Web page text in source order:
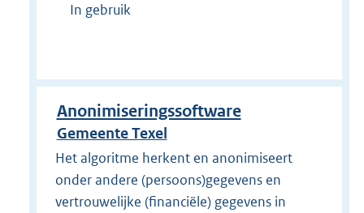
In gebruik
Anonimiseringssoftware
Gemeente Texel
Het algoritme herkent en anonimiseert
onder andere (persoons)gegevens en
vertrouwelijke (financiële) gegevens in